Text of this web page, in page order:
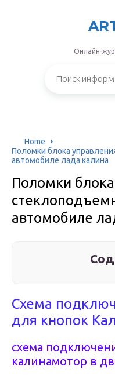
Онлайн-
Home
Поломки блока
автомобиле лада калина
Поломки
автомобиле
Схема
для кнопок
схема
калинамотор в